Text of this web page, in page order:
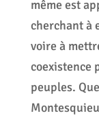
même est
cherchant à
voire à
coexistence
peuples.